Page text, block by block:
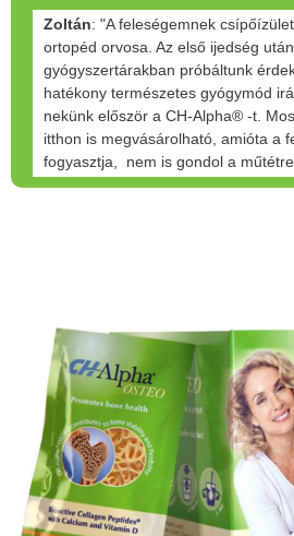
Zoltán: "A feleségemnek
ortopéd orvosa. Az első ijedség
gyógyszertárakban próbáltunk
hatékony természetes gyógymód
nekünk először a CH-Alpha® -t.
itthon is megvásárolható, amióta a
fogyasztja, nem is gondol a